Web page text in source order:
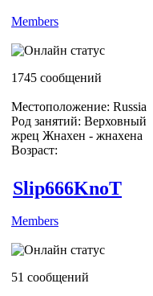
Members
1745 сообщений
Местоположение: Russia
Род занятий: Верховный
жрец Жнахен - жнахена
Возраст:
Slip666KnoT
Members
51 сообщений